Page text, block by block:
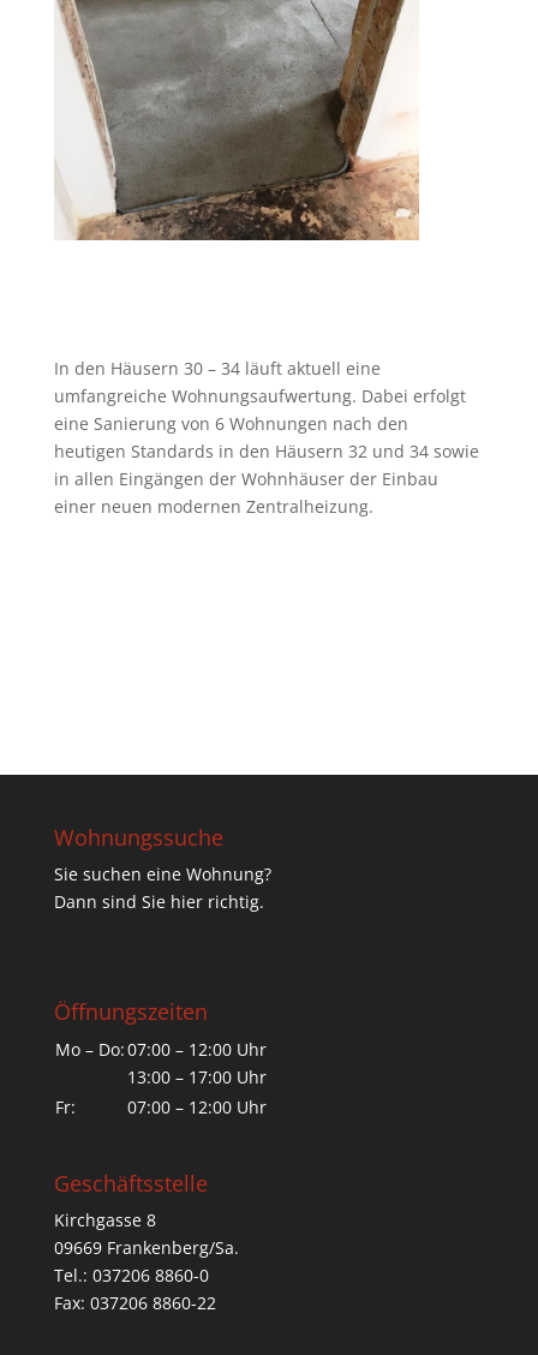
In den Häusern 30 – 34 läuft aktuell eine
umfangreiche Wohnungsaufwertung. Dabei erfolgt
eine Sanierung von 6 Wohnungen nach den
heutigen Standards in den Häusern 32 und 34 sowie
in allen Eingängen der Wohnhäuser der Einbau
einer neuen modernen Zentralheizung.
Wohnungssuche
Sie suchen eine Wohnung?
Dann sind Sie hier richtig.
Öffnungszeiten
Mo – Do:07:00 – 12:00 Uhr
13:00 – 17:00 Uhr
Fr:
07:00 – 12:00 Uhr
Geschäftsstelle
Kirchgasse 8
09669 Frankenberg/Sa.
Tel.: 037206 8860-0
Fax: 037206 8860-22